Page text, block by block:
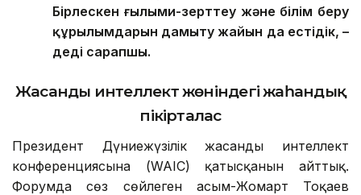
Бірлескен ғылыми-зерттеу және білім беру
құрылымдарын дамыту жайын да естідік, –
деді сарапшы.
Жасанды интеллект жөніндегі жаһандық
пікірталас
Президент Дүниежүзілік жасанды интеллект
конференциясына (WAIC) қатысқанын айттық.
Форумда сөз сөйлеген Қасым-Жомарт Тоқаев